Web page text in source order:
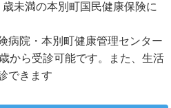
未満の本別町国民健康保険に
病院・本別町健康管理センター
から受診可能です。また、生活
できます